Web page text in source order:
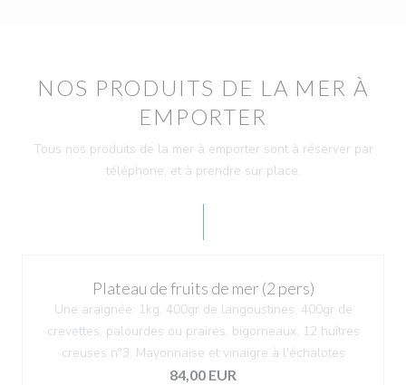
NOS PRODUITS DE LA MER À
EMPORTER
Tous nos produits de la mer à emporter sont à réserver par
téléphone, et à prendre sur place.
Plateau de fruits de mer (2 pers)
Une araignée: 1kg, 400gr de langoustines, 400gr de
crevettes, palourdes ou praires, bigorneaux, 12 huîtres
creuses n°3. Mayonnaise et vinaigre à l'échalotes
84,00 EUR